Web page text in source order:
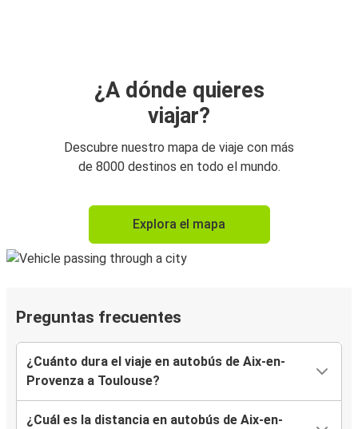
¿A dónde quieres
viajar?
Descubre nuestro mapa de viaje con más
de 8000 destinos en todo el mundo.
Explora el mapa
Preguntas frecuentes
¿Cuánto dura el viaje en autobús de Aix-en-
Provenza a Toulouse?
¿Cuál es la distancia en autobús de Aix-en-